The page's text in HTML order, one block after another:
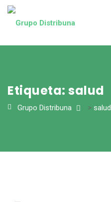
Etiqueta: salud
Grupo Distribuna > salud